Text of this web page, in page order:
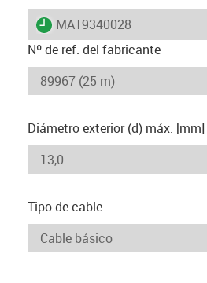
igus-icon-lieferzeit
MAT9340028
Nº de ref. del fabricante
Diámetro exterior (d) máx. [mm]
Tipo de cable